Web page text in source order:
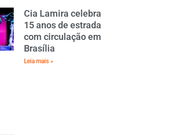
Cia Lamira celebra
15 anos de estrada
com circulação em
Brasília
Leia mais »